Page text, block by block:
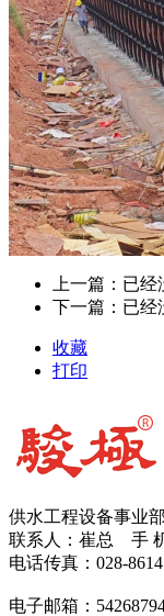
上一篇：已经
下一篇：已经
收藏
打印
供水工程设备事业
联系人：崔总 手 机
电话传
电子邮箱：